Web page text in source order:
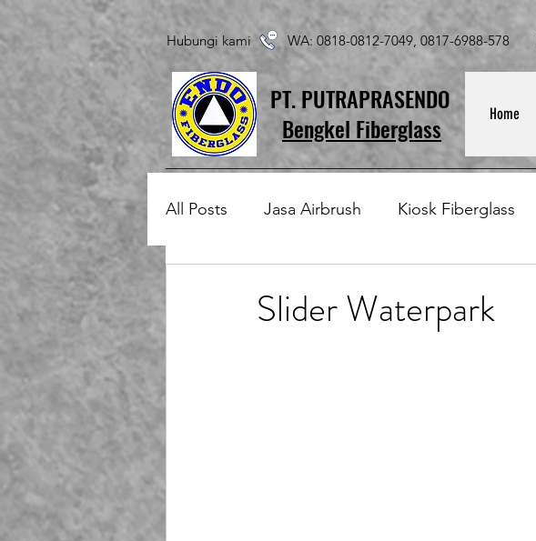
Hubungi kami WA: 0818-0812-7049, 0817-
Bengkel Fiberglass
PT. PUTRAPRASENDO Home
All Posts Jasa Airbrush Kiosk Fiberglass
Slider Waterpark